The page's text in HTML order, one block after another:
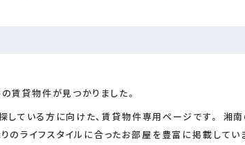
賃貸物件が見つかりました。
している方に向けた、賃貸物件専用ページです。 湘
りのライフスタイルに合ったお部屋を豊富に掲載して